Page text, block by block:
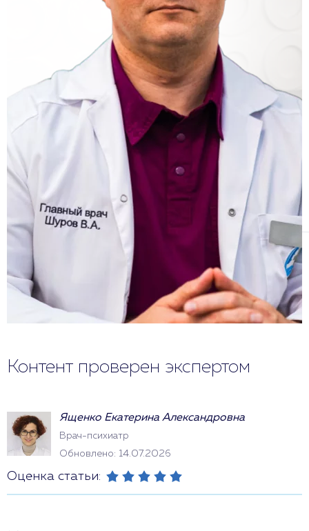
Контент проверен экспертом
Ященко Екатерина Александровна
Врач-психиатр
Обновлено: 14.07.2026
Оценка статьи: